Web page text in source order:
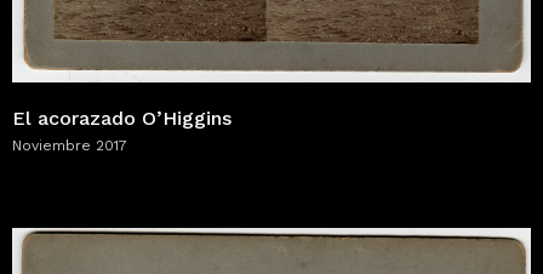
El acorazado O’Higgins
Noviembre 2017